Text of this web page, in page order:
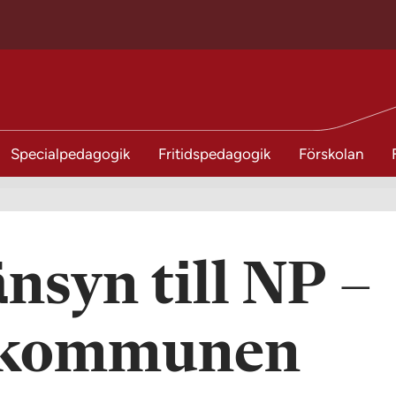
Specialpedagogik Fritidspedagogik Förskolan
till NP –